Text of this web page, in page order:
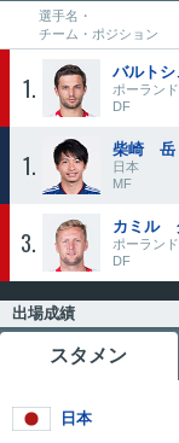
選手名・
チーム・ポジション
1
バルト
ポーランド
DF
1
柴崎 岳
日本
MF
3
カミル
ポーランド
DF
出場成績
スタメン
日本